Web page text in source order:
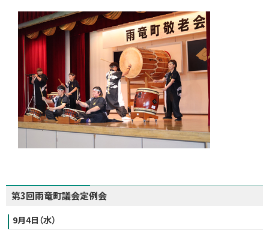
第3回雨竜町議会定例会
9月4日（水）